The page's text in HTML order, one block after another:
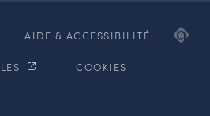
AIDE & ACCESSIBILITÉ
COOKIES